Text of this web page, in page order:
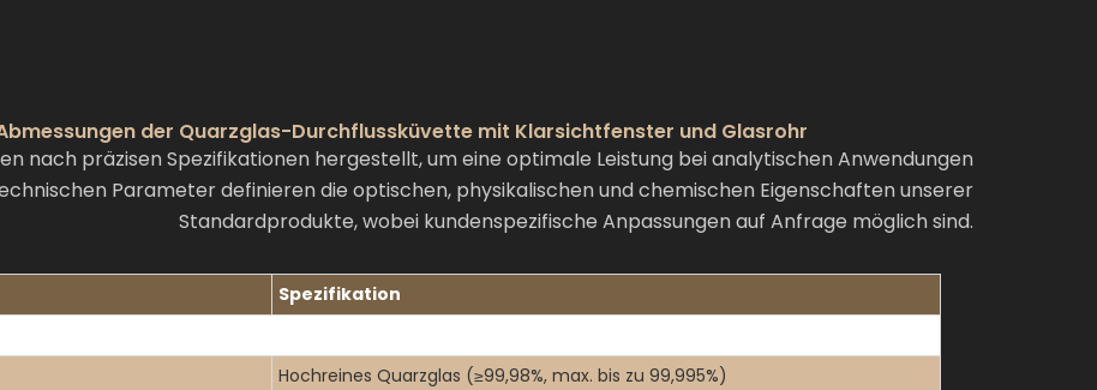
der Quarzglas-Durchflussküvette mit Klarsichtfenster und Glasrohr
nach präzisen Spezifikationen hergestellt, um eine optimale Leistung bei analytischen Anwendungen
Parameter definieren die optischen, physikalischen und chemischen Eigenschaften unserer
Standardprodukte, wobei kundenspezifische Anpassungen auf Anfrage möglich sind.
Spezifikation
Hochreines Quarzglas (≥99,98%, max. bis zu 99,995%)